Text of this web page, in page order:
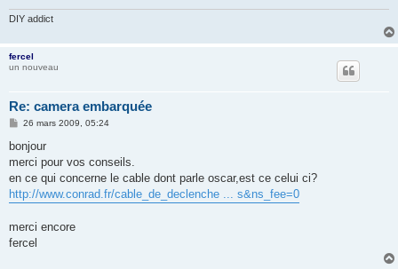
DIY addict
fercel
un nouveau
Re: camera embarquée
M
s
a
g
26 mars 2009, 05:24
bonjour
merci pour vos conseils.
en ce qui concerne le cable dont parle oscar,est ce celui ci?
http://www.conrad.fr/cable_de_declenche ... s&ns_fee=0
merci encore
fercel